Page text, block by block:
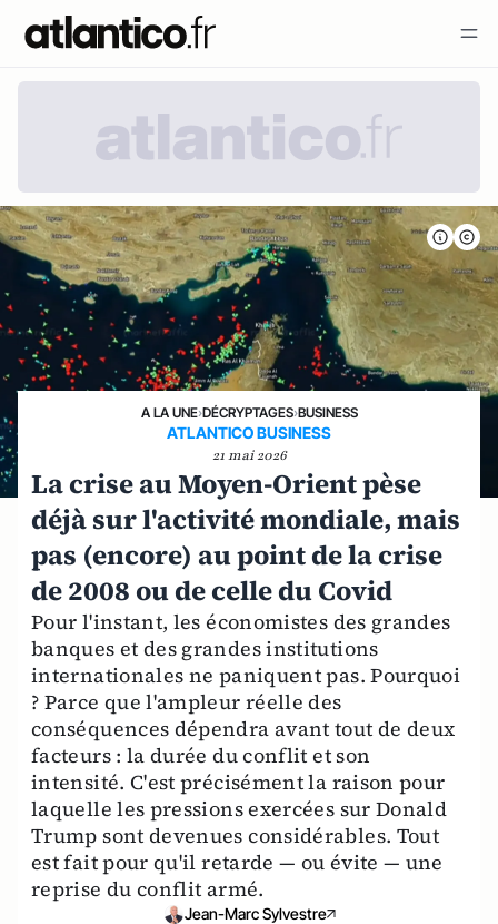
A LA UNE›DÉCRYPTAGES›BUSINESS
ATLANTICO BUSINESS
21 mai 2026
La crise au Moyen-Orient pèse
déjà sur l'activité mondiale, mais
pas (encore) au point de la crise
de 2008 ou de celle du Covid
Pour l'instant, les économistes des grandes
banques et des grandes institutions
internationales ne paniquent pas. Pourquoi
? Parce que l'ampleur réelle des
conséquences dépendra avant tout de deux
facteurs : la durée du conflit et son
intensité. C'est précisément la raison pour
laquelle les pressions exercées sur Donald
Trump sont devenues considérables. Tout
est fait pour qu'il retarde — ou évite — une
reprise du conflit armé.
Jean-Marc Sylvestre